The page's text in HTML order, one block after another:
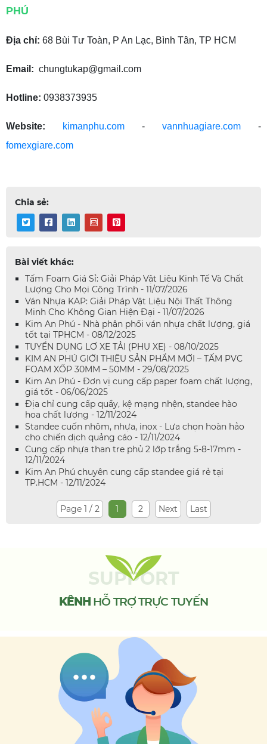
PHÚ
Địa chỉ: 68 Bùi Tư Toàn, P An Lạc, Bình Tân, TP HCM
Email: chungtukap@gmail.com
Hotline: 0938373935
Website: kimanphu.com - vannhuagiare.com -
fomexgiare.com
Chia sẻ:
Bài viết khác:
Tấm Foam Giá Sỉ: Giải Pháp Vật Liệu Kinh Tế Và Chất
Lượng Cho Mọi Công Trình - 11/07/2026
Ván Nhựa KAP: Giải Pháp Vật Liệu Nội Thất Thông
Minh Cho Không Gian Hiện Đại - 11/07/2026
Kim An Phú - Nhà phân phối ván nhựa chất lượng, giá
tốt tại TPHCM - 08/12/2025
TUYỂN DỤNG LƠ XE TẢI (PHỤ XE) - 08/10/2025
KIM AN PHÚ GIỚI THIỆU SẢN PHẨM MỚI – TẤM PVC
FOAM XỐP 30MM – 50MM - 29/08/2025
Kim An Phú - Đơn vị cung cấp paper foam chất lượng,
giá tốt - 06/06/2025
Địa chỉ cung cấp quầy, kệ mạng nhện, standee hào
hoa chất lượng - 12/11/2024
Standee cuốn nhôm, nhựa, inox - Lựa chọn hoàn hảo
cho chiến dịch quảng cáo - 12/11/2024
Cung cấp nhựa than tre phủ 2 lớp trắng 5-8-17mm -
12/11/2024
Kim An Phú chuyên cung cấp standee giá rẻ tại
TP.HCM - 12/11/2024
Page 1 / 2 1 2 Next Last
SUPPORT
KÊNH HỖ TRỢ TRỰC TUYẾN